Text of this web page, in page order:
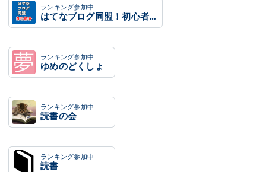
ランキング参加中
はてなブログ同盟！初心者歓迎・なんでもOK！日記・雑記10・20・30・40・50・60代
ランキング参加中
ゆめのどくしょ
ランキング参加中
読書の会
ランキング参加中
読書